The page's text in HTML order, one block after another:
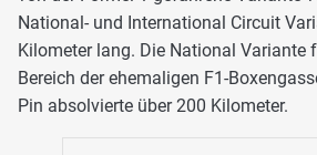
National- und International Circuit
Kilometer lang. Die National Variante
Bereich der ehemaligen F1-
Pin absolvierte über 200 Kilometer.